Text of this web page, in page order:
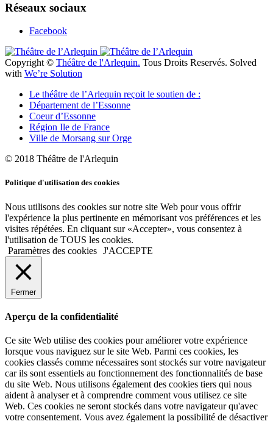
Réseaux sociaux
Facebook
Copyright © Théâtre de l'Arlequin. Tous Droits Reservés. Solved
with We’re Solution
Le théâtre de l’Arlequin reçoit le soutien de :
Département de l’Essonne
Coeur d’Essonne
Région Ile de France
Ville de Morsang sur Orge
© 2018 Théâtre de l'Arlequin
Politique d'utilisation des cookies
Nous utilisons des cookies sur notre site Web pour vous offrir
l'expérience la plus pertinente en mémorisant vos préférences et les
visites répétées. En cliquant sur «Accepter», vous consentez à
l'utilisation de TOUS les cookies.
Paramètres des cookies J'ACCEPTE
Fermer
Aperçu de la confidentialité
Ce site Web utilise des cookies pour améliorer votre expérience
lorsque vous naviguez sur le site Web. Parmi ces cookies, les
cookies classés comme nécessaires sont stockés sur votre navigateur
car ils sont essentiels au fonctionnement des fonctionnalités de base
du site Web. Nous utilisons également des cookies tiers qui nous
aident à analyser et à comprendre comment vous utilisez ce site
Web. Ces cookies ne seront stockés dans votre navigateur qu'avec
votre consentement. Vous avez également la possibilité de désactiver